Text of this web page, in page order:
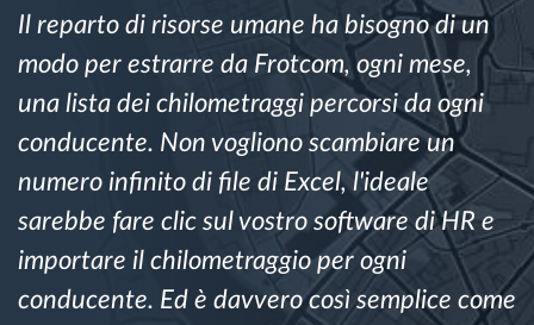
Gestione carburante
Pianificazione dei percorsi e monitoraggio
Identificazione automatica del conducente
Scopri tutte le caratteristiche
Il reparto di risorse umane ha bisogno di un
modo per estrarre da Frotcom, ogni mese,
una lista dei chilometraggi percorsi da ogni
conducente. Non vogliono scambiare un
numero infinito di file di Excel, l'ideale
sarebbe fare clic sul vostro software di HR e
importare il chilometraggio per ogni
conducente. Ed è davvero così semplice come